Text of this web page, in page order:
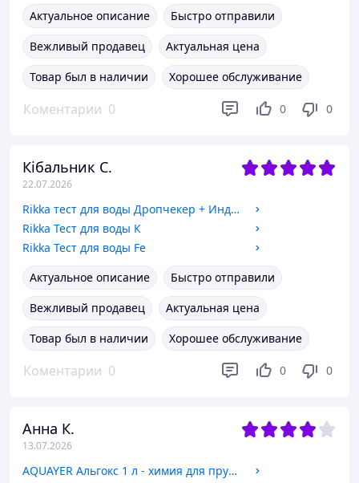
Актуальное описание
Быстро отправили
Вежливый продавец
Актуальная цена
Товар был в наличии
Хорошее обслуживание
Коментарии 0 0 0
Кібальник С.
22.07.2026
Rikka тест для воды Дропчекер + Индикатор СО2
Rikka Тест для воды К
Rikka Тест для воды Fe
Актуальное описание
Быстро отправили
Вежливый продавец
Актуальная цена
Товар был в наличии
Хорошее обслуживание
Коментарии 0 0 0
Анна К.
13.07.2026
AQUAYER Альгокс 1 л - химия для прудов